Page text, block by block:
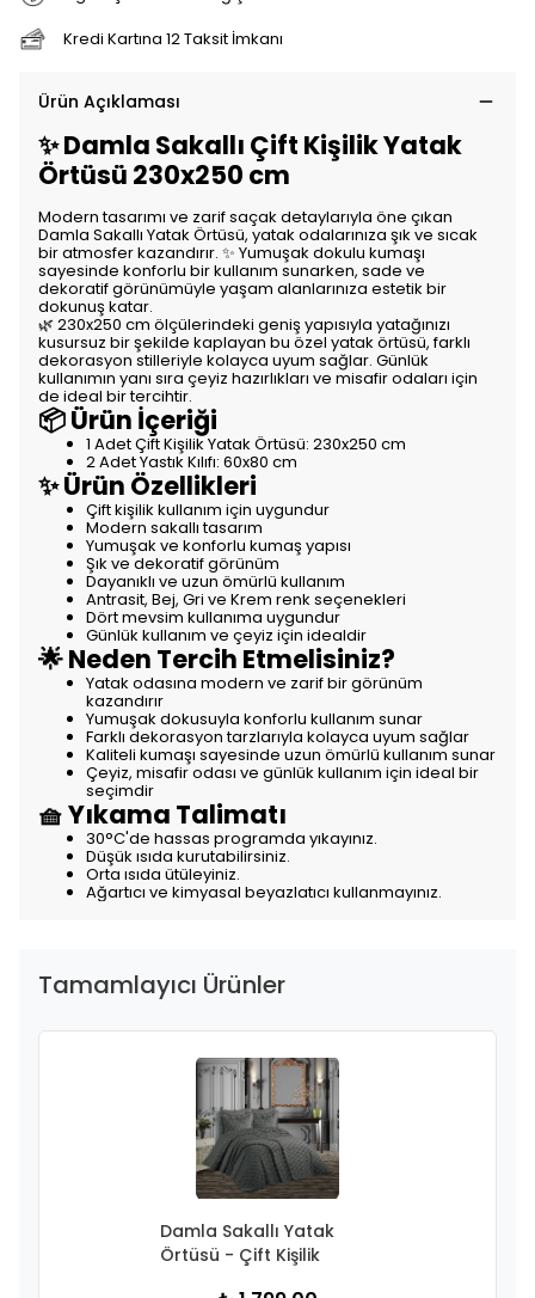
Kredi Kartına 12 Taksit İmkanı
Ürün Açıklaması
✨ Damla Sakallı Çift Kişilik Yatak
Örtüsü 230x250 cm
Modern tasarımı ve zarif saçak detaylarıyla öne çıkan
Damla Sakallı Yatak Örtüsü, yatak odalarınıza şık ve sıcak
bir atmosfer kazandırır. ✨ Yumuşak dokulu kumaşı
sayesinde konforlu bir kullanım sunarken, sade ve
dekoratif görünümüyle yaşam alanlarınıza estetik bir
dokunuş katar.
🌿 230x250 cm ölçülerindeki geniş yapısıyla yatağınızı
kusursuz bir şekilde kaplayan bu özel yatak örtüsü, farklı
dekorasyon stilleriyle kolayca uyum sağlar. Günlük
kullanımın yanı sıra çeyiz hazırlıkları ve misafir odaları için
de ideal bir tercihtir.
📦 Ürün İçeriği
1 Adet Çift Kişilik Yatak Örtüsü: 230x250 cm
2 Adet Yastık Kılıfı: 60x80 cm
✨ Ürün Özellikleri
Çift kişilik kullanım için uygundur
Modern sakallı tasarım
Yumuşak ve konforlu kumaş yapısı
Şık ve dekoratif görünüm
Dayanıklı ve uzun ömürlü kullanım
Antrasit, Bej, Gri ve Krem renk seçenekleri
Dört mevsim kullanıma uygundur
Günlük kullanım ve çeyiz için idealdir
🌟 Neden Tercih Etmelisiniz?
Yatak odasına modern ve zarif bir görünüm
kazandırır
Yumuşak dokusuyla konforlu kullanım sunar
Farklı dekorasyon tarzlarıyla kolayca uyum sağlar
Kaliteli kumaşı sayesinde uzun ömürlü kullanım sunar
Çeyiz, misafir odası ve günlük kullanım için ideal bir
seçimdir
🧺 Yıkama Talimatı
30°C'de hassas programda yıkayınız.
Düşük ısıda kurutabilirsiniz.
Orta ısıda ütüleyiniz.
Ağartıcı ve kimyasal beyazlatıcı kullanmayınız.
Tamamlayıcı Ürünler
Damla Sakallı Yatak
Örtüsü - Çift Kişilik